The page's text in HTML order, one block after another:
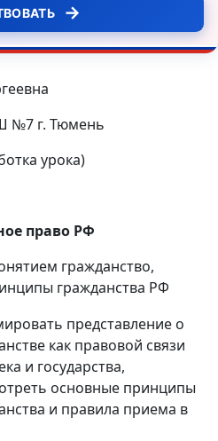
→
№7 г. Тюмень
урока)
право РФ
гражданство,
гражданства РФ
представление о
как правовой связи
и государства,
основные принципы
и правила приема в